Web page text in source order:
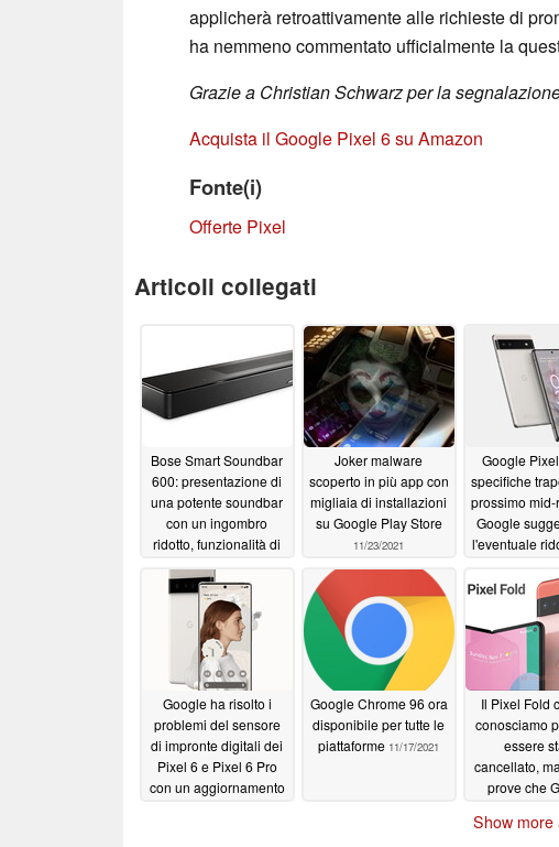
applicherà retroattivamente alle richieste di
ha nemmeno commentato ufficialmente la
Grazie a Christian Schwarz per la
Acquista il Google Pixel 6 su Amazon
Fonte(i)
Offerte Pixel
Articoli collegati
Bose Smart Soundbar
600: presentazione di
una potente soundbar
con un ingombro
ridotto, funzionalità di
Dolby Atmos10/11/2022
Joker malware
scoperto in più app con
migliaia di installazioni
su Google Play Store
11/23/2021
Google
specifiche
prossimo
Google
l'eventuale
Google ha risolto i
problemi del sensore
di impronte digitali dei
Pixel 6 e Pixel 6 Pro
con un aggiornamento
Google Chrome 96 ora
disponibile per tutte le
piattaforme 11/17/2021
Il Pixel Fold
conosciamo
essere
cancellato,
prove che
uno
Show more